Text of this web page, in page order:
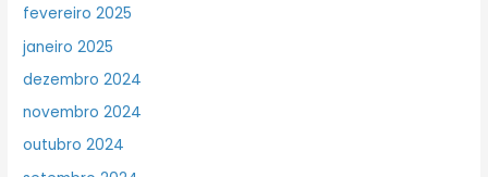
fevereiro 2025
janeiro 2025
dezembro 2024
novembro 2024
outubro 2024